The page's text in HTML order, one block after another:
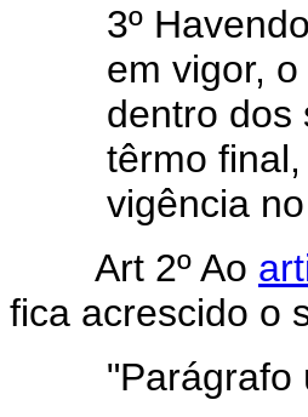
3º
em vigor,
dentro dos
têrmo
vigência
Art 2º Ao
fica acrescido o
"Parágrafo